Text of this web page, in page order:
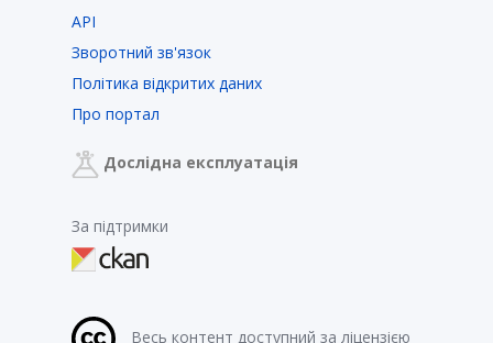
API
Зворотний зв'язок
Політика відкритих даних
Про портал
Дослідна експлуатація
За підтримки
Весь контент доступний за ліцензією